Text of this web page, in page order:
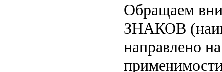
Обращаем
ЗНАКОВ
направлено